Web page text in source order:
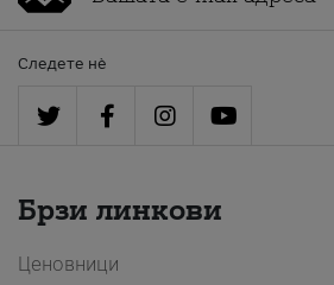
Следете нè
Брзи линкови
Ценовници